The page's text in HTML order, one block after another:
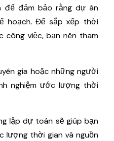
để đảm bảo rằng dự án
hoạch. Để sắp xếp thời
công việc, bạn nên tham
gia hoặc những người
nghiệm ước lượng thời
lập dự toán sẽ giúp bạn
thời gian và nguồn